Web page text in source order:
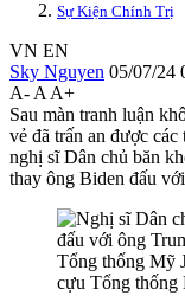
Sự Kiện Chính Trị
VN EN
Sky Nguyen 05/07/24
A- A A+
Sau màn tranh luận
vẻ đã trấn an được
nghị sĩ Dân chủ băn
thay ông Biden đấu
Tổng thống Mỹ
cựu Tổng thống